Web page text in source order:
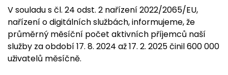
V souladu s čl. 24 odst. 2 nařízení 2022/2065/EU,
nařízení o digitálních službách, informujeme, že
průměrný měsíční počet aktivních příjemců naší
služby za období 17. 8. 2024 až 17. 2. 2025 činil 600 000
uživatelů měsíčně.